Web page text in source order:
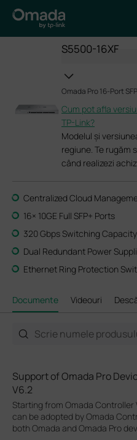
S5500-16XF
Omada Pro 16-Port
Cum pot afla
TP-Link?
Modelul și
regiune. Te rugăm
când realizezi
Centralized Cloud
16× 10GE Full SFP+ Ports
320 Gbps Switching Capacity
Dual Redundant Power
Ethernet Ring Protection
Documente Videouri
Support of Omada Pro
V6.2
Starting from Omada Controller
can be adopted by Omada
both Omada and Omada Pro